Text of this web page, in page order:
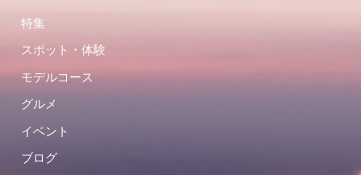
特集
スポット・体験
モデルコース
グルメ
イベント
ブログ